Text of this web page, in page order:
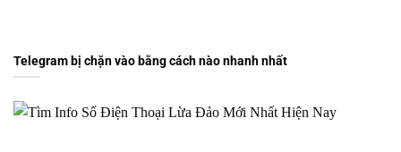
Telegram bị chặn vào bằng cách nào nhanh nhất